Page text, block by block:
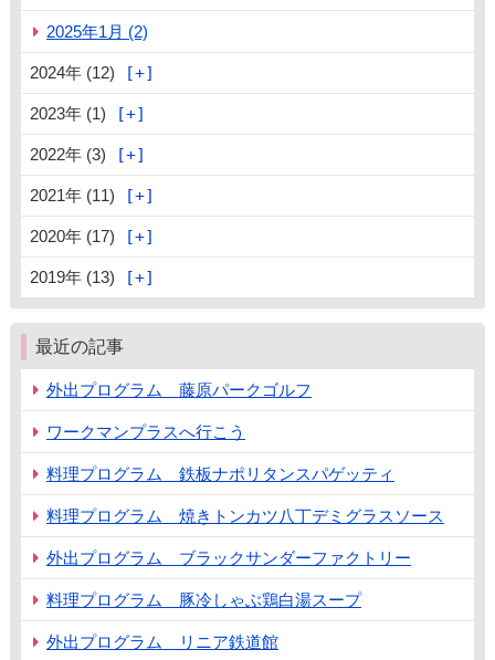
2025年1月 (2)
2024年 (12)
2023年 (1)
2022年 (3)
2021年 (11)
2020年 (17)
2019年 (13)
最近の記事
外出プログラム 藤原パークゴルフ
ワークマンプラスへ行こう
料理プログラム 鉄板ナポリタンスパゲッティ
料理プログラム 焼きトンカツ八丁デミグラスソース
外出プログラム ブラックサンダーファクトリー
料理プログラム 豚冷しゃぶ鶏白湯スープ
外出プログラム リニア鉄道館